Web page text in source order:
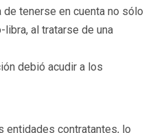
de tenerse en cuenta no sólo
al tratarse de una
debió acudir a los
entidades contratantes, lo